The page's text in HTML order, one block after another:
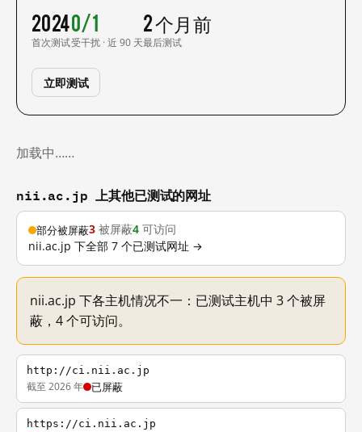
2024
首次测试
0/1
受干扰 · 近 90 天
2 个月前
最后测试
立即测试
加载中……
nii.ac.jp 上其他已测试的网址
部分被屏蔽3 被屏蔽4 可访问
nii.ac.jp 下全部 7 个已测试网址 →
nii.ac.jp 下各主机情况不一：已测试主机中 3 个被屏
蔽，4 个可访问。
http://ci.nii.ac.jp
截至 2026 年 已屏蔽
https://ci.nii.ac.jp